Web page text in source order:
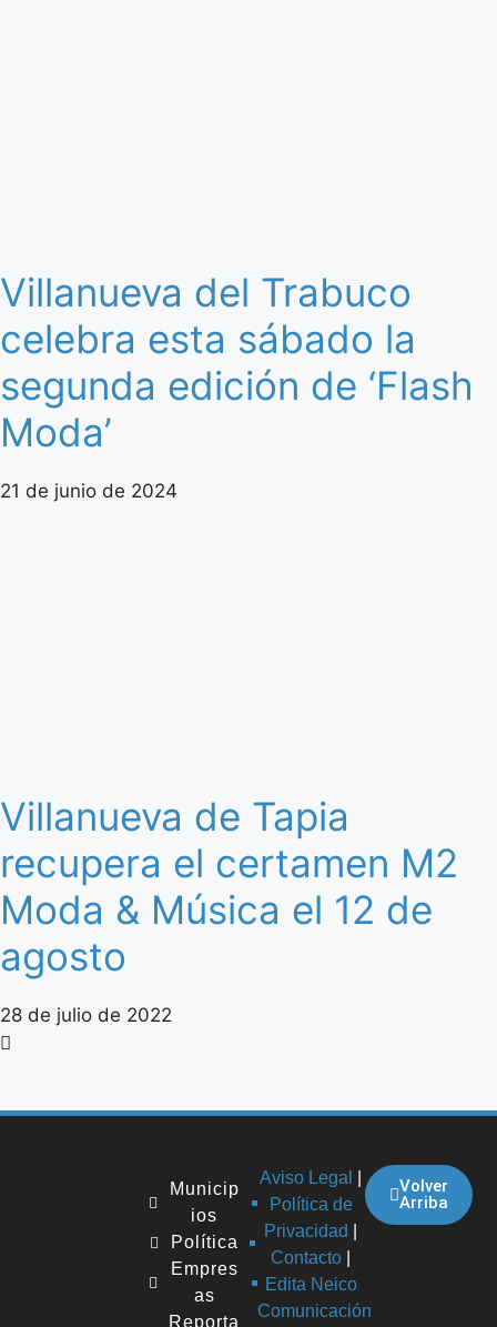
Villanueva del Trabuco
celebra esta sábado la
segunda edición de ‘Flash
Moda’
21 de junio de 2024
Villanueva de Tapia
recupera el certamen M2
Moda & Música el 12 de
agosto
28 de julio de 2022
Municip
ios
Política
Empres
as
Reporta
Aviso Legal
Política de
Privacidad
Contacto
Edita Neico
Comunicación
Volver
Arriba